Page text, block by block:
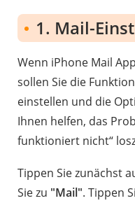
1. Mail-
Wenn iPhone Mail
sollen Sie die
einstellen und die
Ihnen helfen, das
funktioniert nicht“
Tippen Sie zunächst
Sie zu "Mail". Tippen